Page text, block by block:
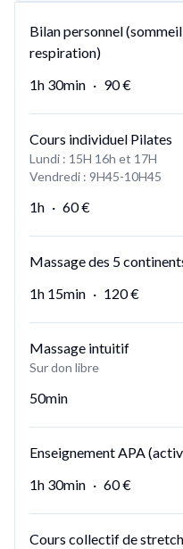
Bilan personnel
respiration)
1h 30min · 90 €
Cours individuel Pilates
Lundi : 15H 16h et 17H
Vendredi : 9H45-10H45
1h · 60 €
Massage des 5
1h 15min · 120 €
Massage intuitif
Sur don libre
50min
Enseignement APA
1h 30min · 60 €
Cours collectif de